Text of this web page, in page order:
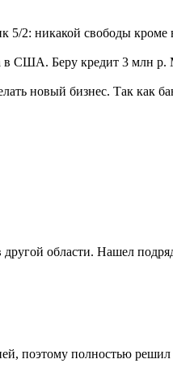
5/2: никакой свободы
в США. Беру кредит 3 млн р.
новый бизнес. Так как
области. Нашел
поэтому полностью